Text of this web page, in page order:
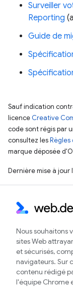
Surveiller
Reporting
Guide de
Sauf indication
licence Creative
code sont régis par
consultez lesRègles
marque déposée
Dernière mise à jour
Nous souhaitons
sites Web
et sécurisés,
navigateurs. Sur
contenu rédigé
l'équipe Chrome